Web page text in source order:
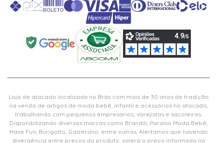
Loja de atacado localizada no Brás com mais de 30 anos de tradição
na venda de artigos de moda bebê, infantil e acessórios no atacado,
trabalhando com pequenos empresários, varejistas e sacoleiras.
Disponibilizando diversas marcas como Brandili, Paraíso Moda Bebê,
Have Fun, Burigotto, Galzerano, entre outras. Alertamos que havendo
divergência entre preços do produto, valerá o preço informado no